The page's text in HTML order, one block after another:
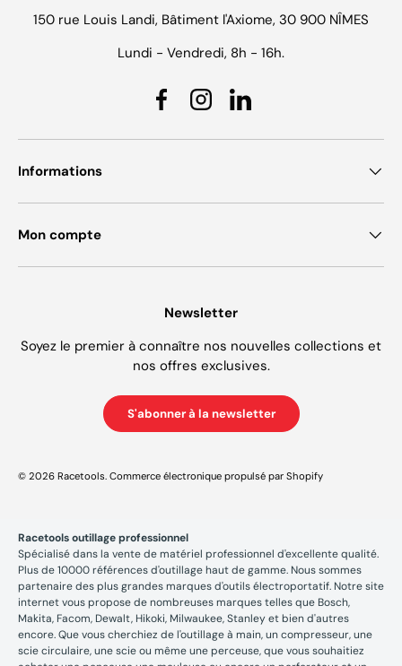
150 rue Louis Landi, Bâtiment l'Axiome, 30 900 NÎMES
Lundi - Vendredi, 8h - 16h.
FacebookInstagramLinkedin
Informations
Mon compte
Newsletter
Soyez le premier à connaître nos nouvelles collections et
nos offres exclusives.
S'abonner à la newsletter
© 2026 Racetools. Commerce électronique propulsé par Shopify
Racetools outillage professionnel
Spécialisé dans la vente de matériel professionnel d'excellente qualité.
Plus de 10000 références d'outillage haut de gamme. Nous sommes
partenaire des plus grandes marques d'outils électroportatif. Notre site
internet vous propose de nombreuses marques telles que Bosch,
Makita, Facom, Dewalt, Hikoki, Milwaukee, Stanley et bien d'autres
encore. Que vous cherchiez de l'outillage à main, un compresseur, une
scie circulaire, une scie ou même une perceuse, que vous souhaitiez